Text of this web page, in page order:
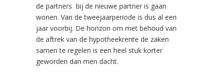
de partners bij de nieuwe partner is gaan
wonen. Van de tweejaarperiode is dus al een
jaar voorbij. De horizon om met behoud van
de aftrek van de hypotheekrente de zaken
samen te regelen is een heel stuk korter
geworden dan men dacht.